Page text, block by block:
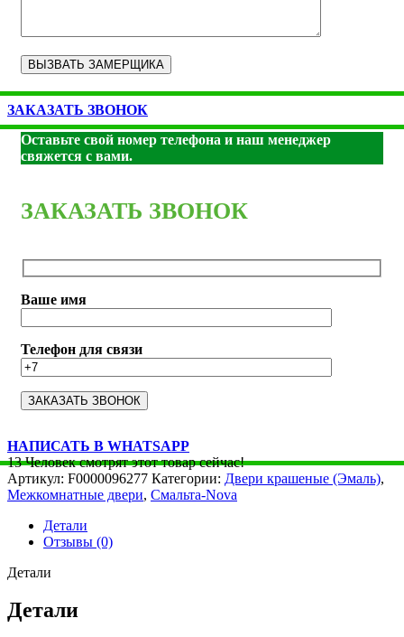
ЗАКАЗАТЬ ЗВОНОК
Оставьте свой номер телефона и наш менеджер
свяжется с вами.
ЗАКАЗАТЬ ЗВОНОК
Ваше имя
Телефон для связи
НАПИСАТЬ В WHATSAPP
13 Человек смотрят этот товар сейчас!
Артикул: F0000096277 Категории: Двери крашеные (Эмаль),
Межкомнатные двери, Смальта-Nova
Детали
Отзывы (0)
Детали
Детали